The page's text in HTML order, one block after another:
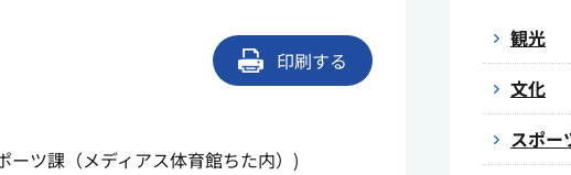
印刷する
ーツ課（メディアス体育館ちた内） )
観光
文化
スポー